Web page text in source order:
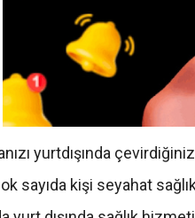
yurtdışında
sayıda kişi seyahat